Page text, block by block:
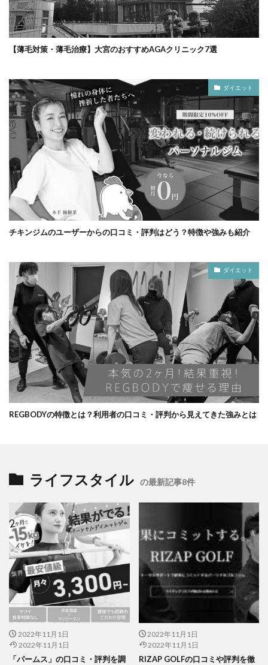
【薄毛対策・薄毛治療】大宮のおすすめAGAクリニック7選
ダイエット
チキンジムのユーザーからの口コミ・評判はどう？特徴や強みも紹介
ダイエット
REGBODYの特徴とは？利用者の口コミ・評判から見えてきた強みとは
ライフスタイル の最新記事8件
2022年11月1日
2022年11月1日
「パームス」の口コミ・評判を調
2022年11月1日
2022年11月1日
RIZAP GOLFの口コミや評判を徹